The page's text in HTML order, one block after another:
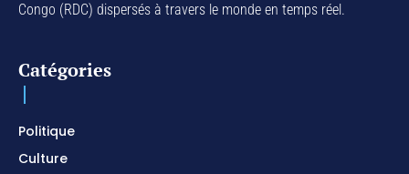
Congo (RDC) dispersés à travers le monde en temps réel.
Catégories
Politique
Culture